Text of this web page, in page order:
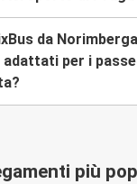
da
adattati per i
più